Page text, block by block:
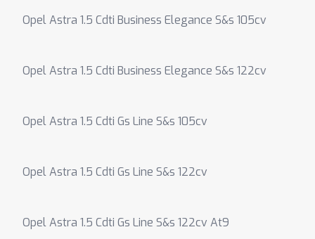
Opel Astra 1.5 Cdti Business Elegance S&s 105cv
Opel Astra 1.5 Cdti Business Elegance S&s 122cv
Opel Astra 1.5 Cdti Gs Line S&s 105cv
Opel Astra 1.5 Cdti Gs Line S&s 122cv
Opel Astra 1.5 Cdti Gs Line S&s 122cv At9